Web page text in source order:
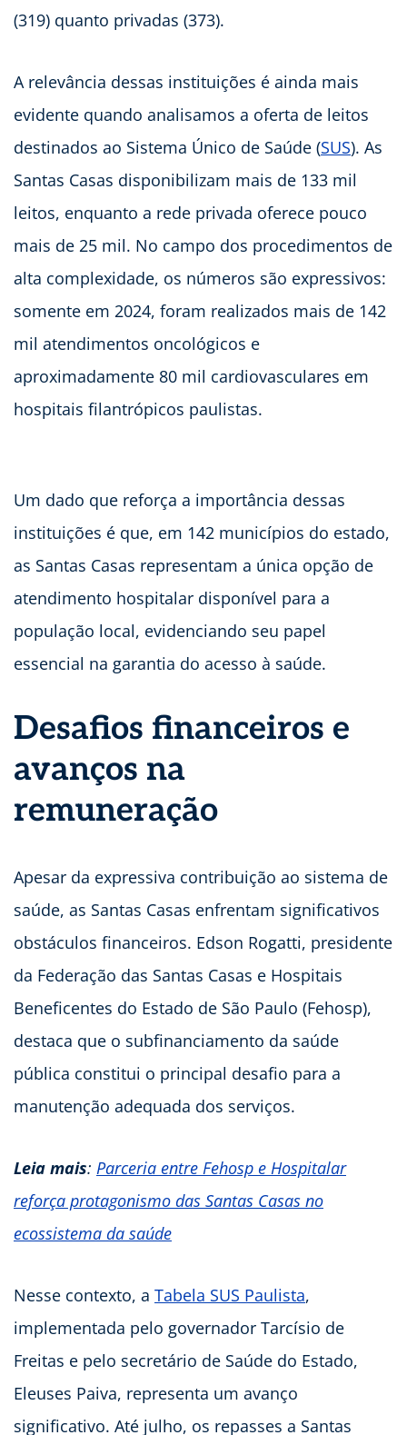
(319) quanto privadas (373).
A relevância dessas instituições é ainda mais
evidente quando analisamos a oferta de leitos
destinados ao Sistema Único de Saúde (SUS). As
Santas Casas disponibilizam mais de 133 mil
leitos, enquanto a rede privada oferece pouco
mais de 25 mil. No campo dos procedimentos de
alta complexidade, os números são expressivos:
somente em 2024, foram realizados mais de 142
mil atendimentos oncológicos e
aproximadamente 80 mil cardiovasculares em
hospitais filantrópicos paulistas.
Um dado que reforça a importância dessas
instituições é que, em 142 municípios do estado,
as Santas Casas representam a única opção de
atendimento hospitalar disponível para a
população local, evidenciando seu papel
essencial na garantia do acesso à saúde.
Desafios financeiros e
avanços na
remuneração
Apesar da expressiva contribuição ao sistema de
saúde, as Santas Casas enfrentam significativos
obstáculos financeiros. Edson Rogatti, presidente
da Federação das Santas Casas e Hospitais
Beneficentes do Estado de São Paulo (Fehosp),
destaca que o subfinanciamento da saúde
pública constitui o principal desafio para a
manutenção adequada dos serviços.
Leia mais: Parceria entre Fehosp e Hospitalar
reforça protagonismo das Santas Casas no
ecossistema da saúde
Nesse contexto, a Tabela SUS Paulista,
implementada pelo governador Tarcísio de
Freitas e pelo secretário de Saúde do Estado,
Eleuses Paiva, representa um avanço
significativo. Até julho, os repasses a Santas